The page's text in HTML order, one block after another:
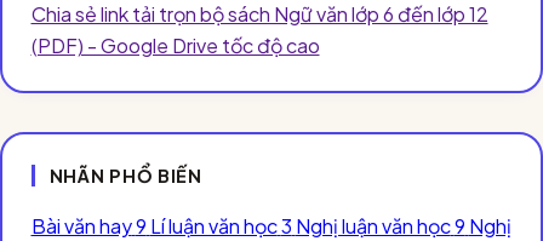
Chia sẻ link tải trọn bộ sách Ngữ văn lớp 6 đến lớp 12
(PDF) - Google Drive tốc độ cao
NHÃN PHỔ BIẾN
Bài văn hay9 Lí luận văn học3 Nghị luận văn học9 Nghị